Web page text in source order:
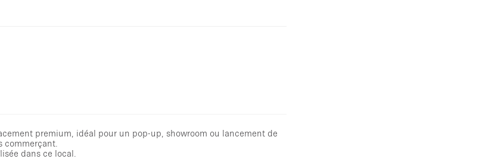
premium, idéal pour un pop-up, showroom ou lancement de
commerçant.
dans ce local.